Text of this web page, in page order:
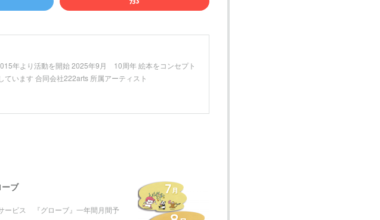
年より活動を開始 2025年9月 10周年 絵本をコンセプト
います 合同会社222arts 所属アーティスト
ブ
ービス 『グローブ』一年間月間予